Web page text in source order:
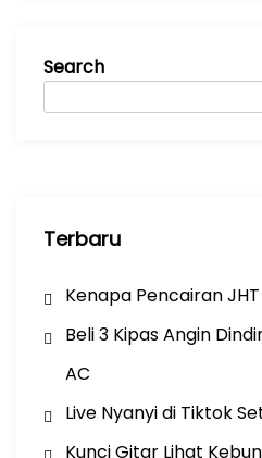
o
o
p
p
m
Search
Terbaru
Kenapa Pencairan
Beli 3 Kipas Angin
AC
Live Nyanyi di Tiktok
Kunci Gitar Lihat